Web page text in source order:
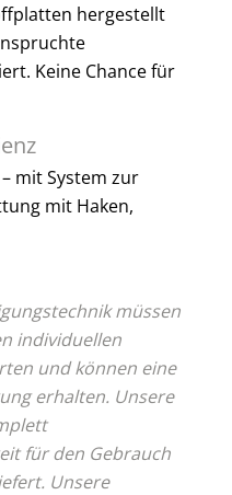
hergestellt
Keine Chance für
mit System zur
mit Haken,
müssen
individuellen
und können eine
erhalten. Unsere
für den Gebrauch
Unsere